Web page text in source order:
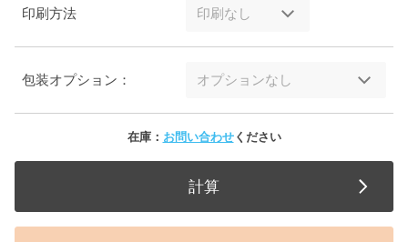
印刷方法
包装オプション：
在庫： お問い合わせください
計算